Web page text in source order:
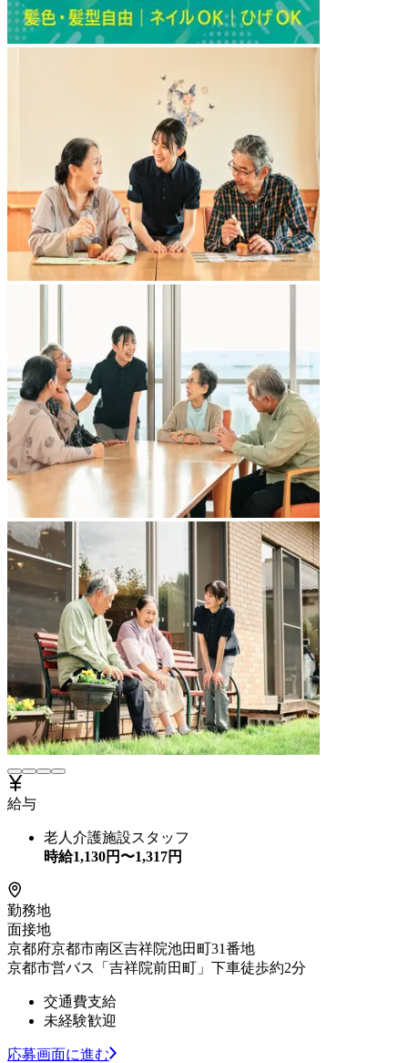
給与
老人介護施設スタッフ
時給1,130円〜1,317円
勤務地
面接地
京都府京都市南区吉祥院池田町31番地
京都市営バス「吉祥院前田町」下車徒歩約2分
交通費支給
未経験歓迎
応募画面に進む